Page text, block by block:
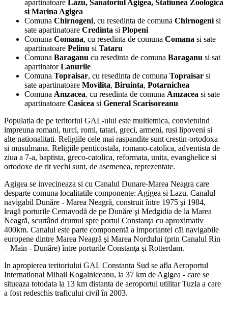
apartinatoare Lazu, Sanatoriul Agigea, Statiunea Zoologica
si Marina Agigea
Comuna Chirnogeni, cu resedinta de comuna Chirnogenisi
sate apartinatoare Credinta si Plopeni
Comuna Comana, cu resedinta de comuna Comana si sate
apartinatoare Pelinu si Tataru
Comuna Baraganu cu resedinta de comuna Baraganu si sat
apartinatorLanurile
Comuna Topraisar, cu resedinta de comuna Topraisar si
sate apartinatoare Movilita, Biruinta, Potarnichea
Comuna Amzacea, cu resedinta de comuna Amzacea si sate
apartinatoare Casicea si General Scarisoreanu
Populatia de pe teritoriul GAL-ului este multietnica, convietuind
impreuna romani, turci, romi, tatari, greci, armeni, rusi lipoveni si
alte nationalitati. Religiile cele mai raspandite sunt crestin-ortodoxa
si musulmana. Religiile penticostala, romano-catolica, adventista de
ziua a 7-a, baptista, greco-catolica, reformata, unita, evanghelice si
ortodoxe de rit vechi sunt, de asemenea, reprezentate.
Agigea se invecineaza si cu Canalul Dunare-Marea Neagra care
desparte comuna localitatile componente: Agigea si Lazu. Canalul
navigabil Dunăre - Marea Neagră, construit între 1975 şi 1984,
leagă porturile Cernavodă de pe Dunăre şi Medgidia de la Marea
Neagră, scurtând drumul spre portul Constanţa cu aproximativ
400km. Canalul este parte componentă a importantei căi navigabile
europene dintre Marea Neagră şi Marea Nordului (prin Canalul Rin
– Main - Dunăre) între porturile Constanţa şi Rotterdam.
In apropierea teritoriului GAL Constanta Sud se afla Aeroportul
International Mihail Kogalniceanu, la 37 km de Agigea - care se
situeaza totodata la 13 km distanta de aeroportul utilitar Tuzla a care
a fost redeschis traficului civil în 2003.